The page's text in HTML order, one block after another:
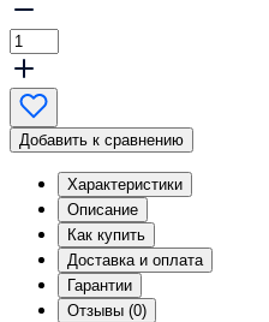
Добавить к сравнению
Характеристики
Описание
Как купить
Доставка и оплата
Гарантии
Отзывы (0)